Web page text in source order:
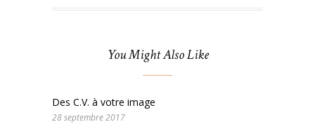
You Might Also Like
Des C.V. à votre image
28 septembre 2017